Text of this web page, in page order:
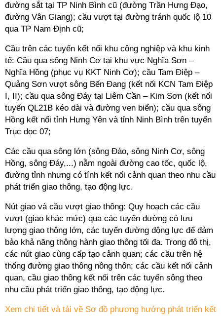
đường sắt tại TP Ninh Bình cũ (đường Trần Hưng Đạo,
đường Vân Giang); cầu vượt tại đường tránh quốc lộ 10
qua TP Nam Định cũ;
Cầu trên các tuyến kết nối khu công nghiệp và khu kinh
tế: Cầu qua sông Ninh Cơ tại khu vực Nghĩa Sơn –
Nghĩa Hồng (phục vụ KKT Ninh Cơ); cầu Tam Điệp –
Quảng Sơn vượt sông Bến Đang (kết nối KCN Tam Điệp
I, II); cầu qua sông Đáy tại Liêm Cần – Kim Sơn (kết nối
tuyến QL21B kéo dài và đường ven biển); cầu qua sông
Hồng kết nối tỉnh Hưng Yên và tỉnh Ninh Bình trên tuyến
Trục dọc 07;
Các cầu qua sông lớn (sông Đào, sông Ninh Cơ, sông
Hồng, sông Đáy,...) nằm ngoài đường cao tốc, quốc lộ,
đường tỉnh nhưng có tính kết nối cảnh quan theo nhu cầu
phát triển giao thông, tạo động lực.
Nút giao và cầu vượt giao thông: Quy hoạch các cầu
vượt (giao khác mức) qua các tuyến đường có lưu
lượng giao thông lớn, các tuyến đường động lực để đảm
bảo khả năng thông hành giao thông tối đa. Trong đô thị,
các nút giao cùng cấp tạo cảnh quan; các cầu trên hệ
thống đường giao thông nông thôn; các cầu kết nối cảnh
quan, cầu giao thông kết nối trên các tuyến sông theo
nhu cầu phát triển giao thông, tạo động lực.
Xem chi tiết và tải về Sơ đồ phương hướng phát triển kết